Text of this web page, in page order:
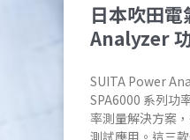
日本吹田
Analyzer
SUITA Power
SPA6000 系列功
率測量解決方案
測試應用。這三